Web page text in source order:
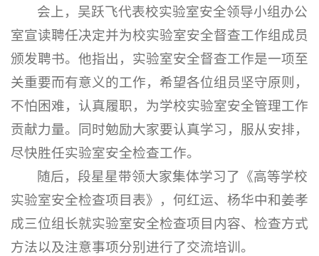
会上，吴跃飞代表校实验室安全领导小组办公
室宣读聘任决定并为校实验室安全督查工作组成员
颁发聘书。他指出，实验室安全督查工作是一项至
关重要而有意义的工作，希望各位组员坚守原则，
不怕困难，认真履职，为学校实验室安全管理工作
贡献力量。同时勉励大家要认真学习，服从安排，
尽快胜任实验室安全检查工作。
随后，段星星带领大家集体学习了《高等学校
实验室安全检查项目表》，何红运、杨华中和姜孝
成三位组长就实验室安全检查项目内容、检查方式
方法以及注意事项分别进行了交流培训。